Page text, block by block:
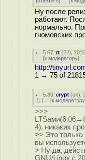
Ну после
работают.
нормально.
гномовских
5.67 ,rt (??),
[к модератору]
http://
1 → 75 of
5.83 ,crypt (ok),
[↓] [к модератору
>>>
4), никаких
>> Это только
вы
> Ну да,
GNU/Linux с